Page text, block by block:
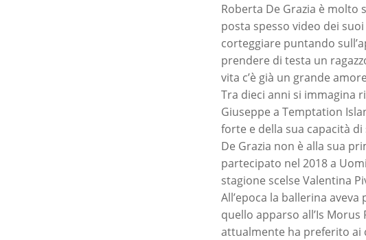
Roberta De Grazia è molto
posta spesso video dei
corteggiare puntando
prendere di testa un
vita c’è già un grande
Tra dieci anni si immagina
Giuseppe a Temptation
forte e della sua capacità
De Grazia non è alla sua
partecipato nel 2018 a
stagione scelse Valentina
All’epoca la ballerina
quello apparso all’Is
attualmente ha preferito ai